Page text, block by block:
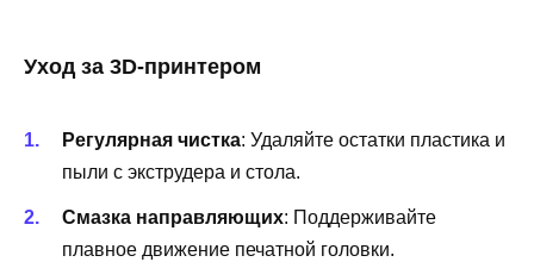
Уход за 3D-принтером
Регулярная чистка: Удаляйте остатки пластика и
пыли с экструдера и стола.
Смазка направляющих: Поддерживайте
плавное движение печатной головки.